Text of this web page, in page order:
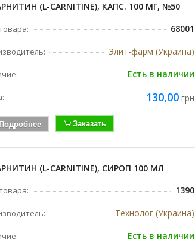
(L-CARNITINE), КАПС. 100 МГ, №50
68001
Элит-фарм (Украина)
Есть в наличии
130,00грн
Подробнее Заказать
(L-CARNITINE), СИРОП 100 МЛ
1390
Технолог (Украина)
Есть в наличии